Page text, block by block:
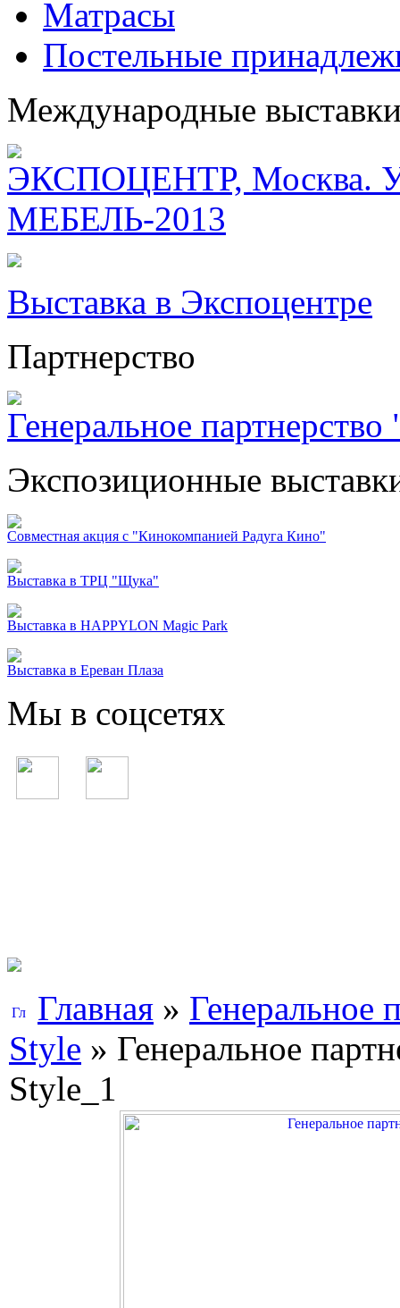
Матрасы
Постельные
Международные
ЭКСПОЦЕНТР, Москва.
МЕБЕЛЬ-2013
Выставка в Экспоцентре
Партнерство
Генеральное
Экспозиционные
Совместная акция с "Кинокомпанией Радуга Кино"
Выставка в ТРЦ "Щука"
Выставка в HAPPYLON Magic Park
Выставка в Ереван Плаза
Мы в соцсетях
Главная » Генеральное
Style » Генеральное
Style_1